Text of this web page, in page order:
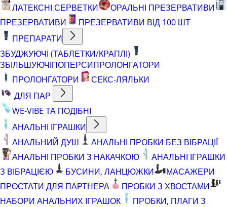
ЛАТЕКСНІ СЕРВЕТКИ
ОРАЛЬНІ ПРЕЗЕРВАТИВИ
ПРЕЗЕРВАТИВИ
ПРЕЗЕРВАТИВИ ВІД 100 ШТ
ПРЕПАРАТИ
ЗБУДЖУЮЧІ (ТАБЛЕТКИ/КРАПЛІ)
ЗБІЛЬШУЮЧІПОПЕРСИПРОЛОНГАТОРИ
ПРОЛОНГАТОРИ
СЕКС-ЛЯЛЬКИ
ДЛЯ ПАР
WE-VIBE ТА ПОДІБНІ
АНАЛЬНІ ІГРАШКИ
АНАЛЬНИЙ ДУШ
АНАЛЬНІ ПРОБКИ БЕЗ ВІБРАЦІЇ
АНАЛЬНІ ПРОБКИ З НАКАЧКОЮ
АНАЛЬНІ ІГРАШКИ
З ВІБРАЦІЄЮ
БУСИНИ, ЛАНЦЮЖКИ
МАСАЖЕРИ
ПРОСТАТИ ДЛЯ ПАРТНЕРА
ПРОБКИ З ХВОСТАМИ
НАБОРИ АНАЛЬНИХ ІГРАШОК
ПРОБКИ, ПЛАГИ З